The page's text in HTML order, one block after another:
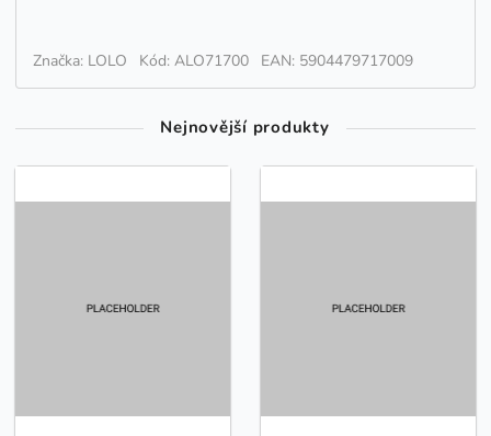
Značka: LOLO Kód: ALO71700 EAN: 5904479717009
Nejnovější produkty